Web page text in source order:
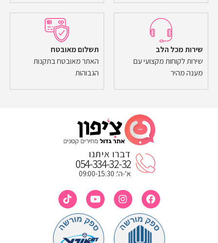
שירות מכל הלב
שירות לקוחות מקצועי עם
מענה מהיר
תשלום מאובטח
האתר מאובטח בתקנות
הגבוהות
דברו איתנו
054-334-32-32
א'-ה': 09:00-15:30